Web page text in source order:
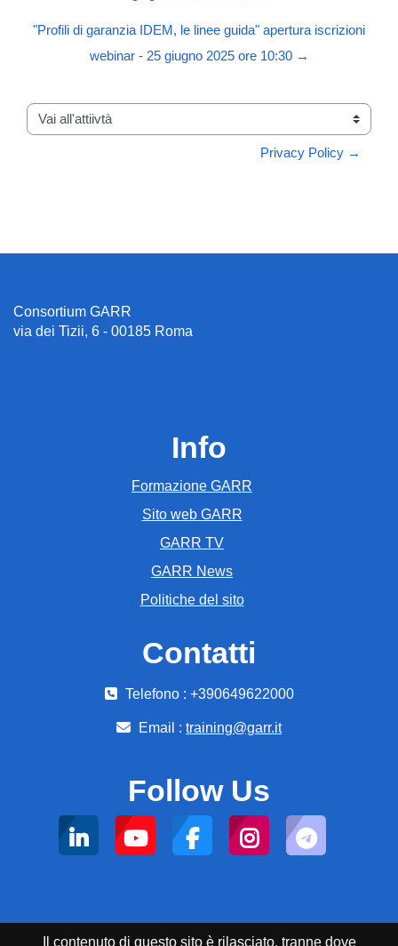
"Profili di garanzia IDEM, le linee guida" apertura iscrizioni
webinar - 25 giugno 2025 ore 10:30 →
Vai all'attiivtà
Privacy Policy →
Consortium GARR
via dei Tizii, 6 - 00185 Roma
Info
Formazione GARR
Sito web GARR
GARR TV
GARR News
Politiche del sito
Contatti
Telefono : +390649622000
Email : training@garr.it
Follow Us
Il contenuto di questo sito è rilasciato, tranne dove